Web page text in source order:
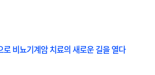
비뇨기계암 치료의 새로운 길을 열다